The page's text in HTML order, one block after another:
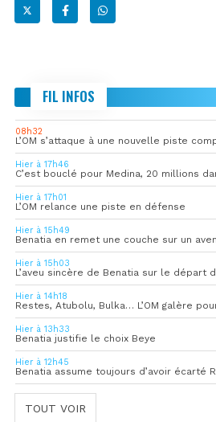
FIL INFOS
08h32
Hier à 17h46
C’est bouclé pour Medina, 20 millions
Hier à 17h01
L’OM relance une piste en défense
Hier à 15h49
Benatia en remet une couche sur un
Hier à 15h03
L’aveu sincère de Benatia sur le départ
Hier à 14h18
Hier à 13h33
Benatia justifie le choix Beye
Hier à 12h45
Benatia assume toujours d’avoir écarté
TOUT VOIR